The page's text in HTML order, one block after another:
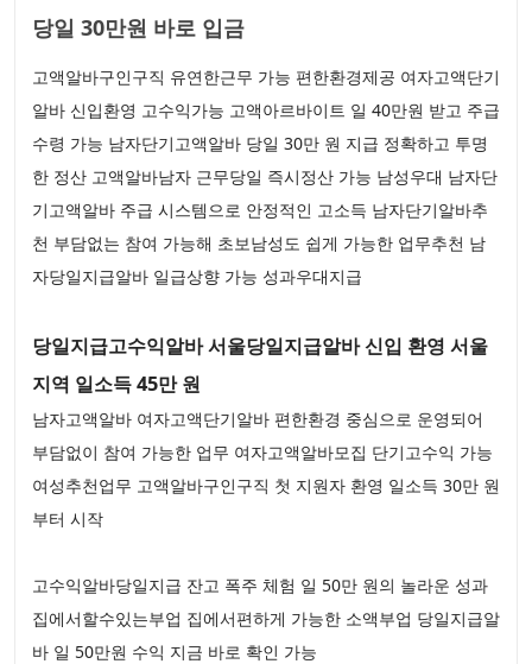
당일 30만원 바로 입금
고액알바구인구직 유연한근무 가능 편한환경제공 여자고액단기
알바 신입환영 고수익가능 고액아르바이트 일 40만원 받고 주급
수령 가능 남자단기고액알바 당일 30만 원 지급 정확하고 투명
한 정산 고액알바남자 근무당일 즉시정산 가능 남성우대 남자단
기고액알바 주급 시스템으로 안정적인 고소득 남자단기알바추
천 부담없는 참여 가능해 초보남성도 쉽게 가능한 업무추천 남
자당일지급알바 일급상향 가능 성과우대지급
당일지급고수익알바 서울당일지급알바 신입 환영 서울
지역 일소득 45만 원
남자고액알바 여자고액단기알바 편한환경 중심으로 운영되어
부담없이 참여 가능한 업무 여자고액알바모집 단기고수익 가능
여성추천업무 고액알바구인구직 첫 지원자 환영 일소득 30만 원
부터 시작
고수익알바당일지급 잔고 폭주 체험 일 50만 원의 놀라운 성과
집에서할수있는부업 집에서편하게 가능한 소액부업 당일지급알
바 일 50만원 수익 지금 바로 확인 가능